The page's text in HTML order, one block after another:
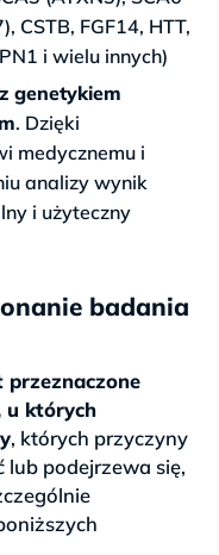
CSTB, FGF14, HTT,
i wielu innych)
genetykiem
. Dzięki
medycznemu i
analizy wynik
i użyteczny
badania
u których
, których przyczyny
lub podejrzewa się,